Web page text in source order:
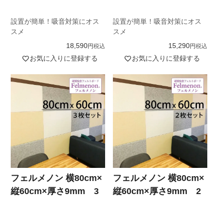
設置が簡単！吸音対策にオス
スメ
18,590 税込
お気に入りに登録する
設置が簡単！吸音対策にオス
スメ
15,290 税込
お気に入りに登録する
フェルメノン 横80cm×
縦60cm×厚さ9mm 3
フェルメノン 横80cm×
縦60cm×厚さ9mm 2